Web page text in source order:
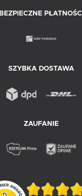
BEZPIECZNE PŁATNOŚCI
SZYBKA DOSTAWA
ZAUFANIE